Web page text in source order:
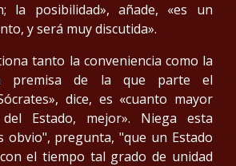
la posibilidad», añade, «es un
y será muy discutida».
tanto la conveniencia como la
premisa de la que parte el
dice, es «cuanto mayor
Estado, mejor». Niega esta
obvio", pregunta, "que un Estado
el tiempo tal grado de unidad